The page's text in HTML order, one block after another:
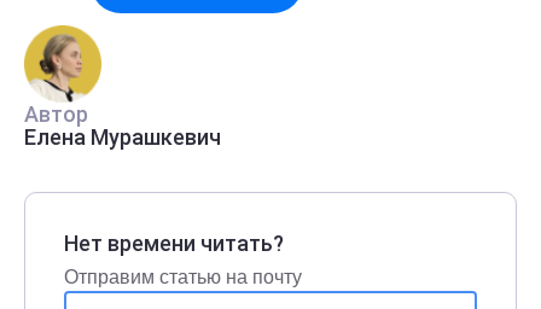
Автор
Елена Мурашкевич
Нет времени читать?
Отправим статью на почту